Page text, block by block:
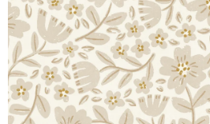
z
5
hvězdiček.